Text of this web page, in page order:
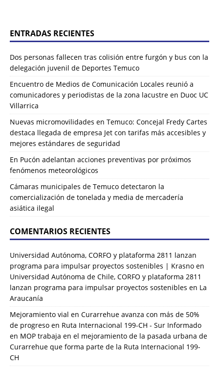
ENTRADAS RECIENTES
Dos personas fallecen tras colisión entre furgón y bus con la
delegación juvenil de Deportes Temuco
Encuentro de Medios de Comunicación Locales reunió a
comunicadores y periodistas de la zona lacustre en Duoc UC
Villarrica
Nuevas micromovilidades en Temuco: Concejal Fredy Cartes
destaca llegada de empresa Jet con tarifas más accesibles y
mejores estándares de seguridad
En Pucón adelantan acciones preventivas por próximos
fenómenos meteorológicos
Cámaras municipales de Temuco detectaron la
comercialización de tonelada y media de mercadería
asiática ilegal
COMENTARIOS RECIENTES
Universidad Autónoma, CORFO y plataforma 2811 lanzan
programa para impulsar proyectos sostenibles | Krasno en
Universidad Autónoma de Chile, CORFO y plataforma 2811
lanzan programa para impulsar proyectos sostenibles en La
Araucanía
Mejoramiento vial en Curarrehue avanza con más de 50%
de progreso en Ruta Internacional 199-CH - Sur Informado
en MOP trabaja en el mejoramiento de la pasada urbana de
Curarrehue que forma parte de la Ruta Internacional 199-
CH